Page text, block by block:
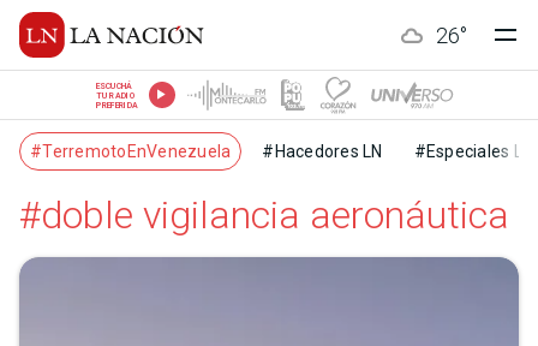
26°
ESCUCHÁ
TU RADIO
PREFERIDA
#TerremotoEnVenezuela #Hacedores LN #Especiales LN
#doble vigilan­cia aeronáutica